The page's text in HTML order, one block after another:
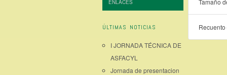
ENLACES
ÚLTIMAS NOTICIAS
I JORNADA TÉCNICA DE
ASFACYL
Jornada de presentacion
Tamaño